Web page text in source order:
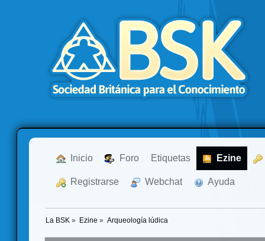
Inicio Foro Etiquetas Ezine
Registrarse Webchat Ayuda
La BSK » Ezine » Arqueología lúdica